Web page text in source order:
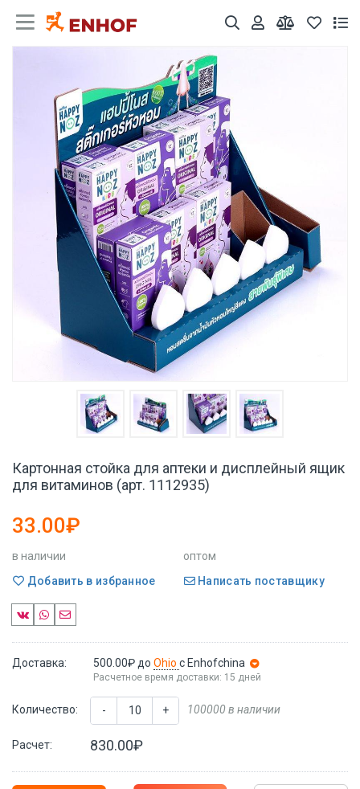
Картонная стойка для аптеки и дисплейный ящик
для витаминов (арт. 1112935)
33.00₽
в наличии
оптом
Добавить в избранное
Написать поставщику
Доставка: 500.00₽ до Ohio с Enhofchina
Расчетное время доставки: 15 дней
Количество: - + 100000 в наличии
Расчет: 830.00₽